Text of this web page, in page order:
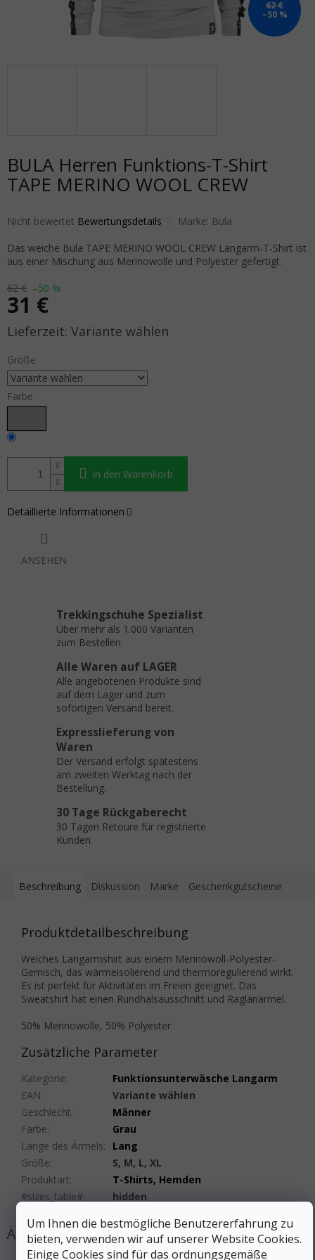
Um Ihnen die bestmögliche Benutzererfahrung zu
bieten, verwenden wir auf unserer Website Cookies.
Einige Cookies sind für das ordnungsgemäße
62 €
–50 %
BULA Herren Funktions-T-Shirt
TAPE MERINO WOOL CREW
Die durchschnittliche Produktbewertung ist 0,0 von 5 Sternen.
Nicht bewertet Bewertungsdetails Marke: Bula
62 € –50 %
31 €
Verkaufspreis: Variante wählen
Größe
Farbe
In den Warenkorb
Das weiche Bula TAPE MERINO WOOL CREW Langarm-T-Shirt ist
aus einer Mischung aus Merinowolle und Polyester gefertigt.
Detaillierte Informationen
ANSEHEN
Trekkingschuhe Spezialist
Über mehr als 1.000 Varianten
zum Bestellen
Alle Waren auf LAGER
Alle angebotenen Produkte sind
auf dem Lager und zum
sofortigen Versand bereit.
Expresslieferung von
Waren
Der Versand erfolgt spätestens
am zweiten Werktag nach der
Bestellung.
30 Tage Rückgaberecht
30 Tagen Retoure für registrierte
Kunden.
Beschreibung Diskussion Marke Geschenkgutscheine
Produktdetailbeschreibung
Weiches Langarmshirt aus einem Merinowoll-Polyester-
Gemisch, das wärmeisolierend und thermoregulierend wirkt.
Es ist perfekt für Aktivitäten im Freien geeignet. Das
Sweatshirt hat einen Rundhalsausschnitt und Raglanärmel.
50% Merinowolle, 50% Polyester
Zusätzliche Parameter
Kategorie:
Funktionsunterwäsche Langarm
EAN:
Variante wählen
Geschlecht:
Männer
Farbe:
Grau
Länge des Ärmels:
Lang
Größe:
S, M, L, XL
Produktart:
T-Shirts, Hemden
#sizes_table#: hidden